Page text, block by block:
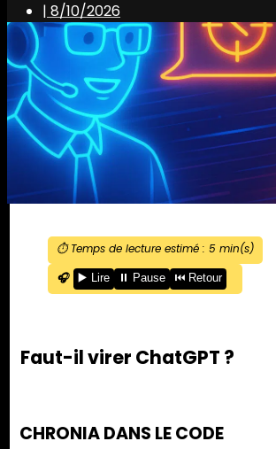
| 8/10/2026
⏱️ Temps de lecture estimé : 5min(s)
🎧
▶️ Lire ⏸️ Pause ⏮️ Retour
Faut-il virer ChatGPT ?
CHRONIA DANS LE CODE